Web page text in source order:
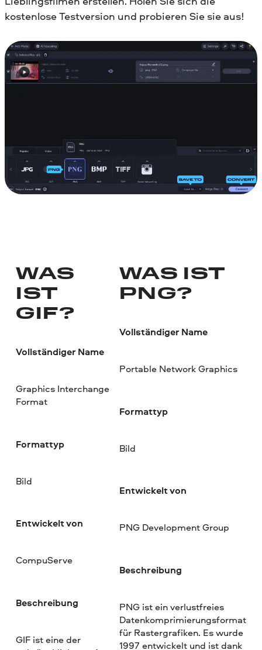
kostenlose Testversion und probieren Sie sie aus!
WAS
IST
GIF?
Vollständiger Name
Graphics Interchange
Format
Formattyp
Bild
Entwickelt von
CompuServe
Beschreibung
GIF ist eine der
WAS IST
PNG?
Vollständiger Name
Portable Network Graphics
Formattyp
Bild
Entwickelt von
PNG Development Group
Beschreibung
PNG ist ein verlustfreies
Datenkomprimierungsformat
für Rastergrafiken. Es wurde
1997 entwickelt und ist dank